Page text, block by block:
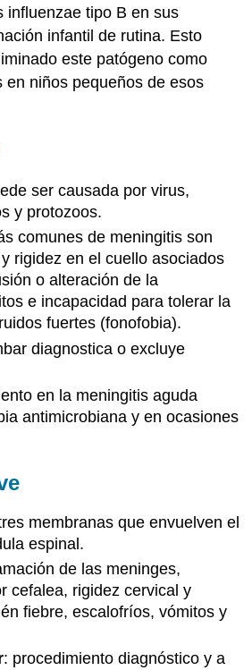
influenzae tipo B en sus
infantil de rutina. Esto
este patógeno como
en niños pequeños de esos
ser causada por virus,
y protozoos.
comunes de meningitis son
rigidez en el cuello asociados
o alteración de la
e incapacidad para tolerar la
fuertes (fonofobia).
diagnostica o excluye
en la meningitis aguda
antimicrobiana y en ocasiones
membranas que envuelven el
espinal.
de las meninges,
cefalea, rigidez cervical y
fiebre, escalofríos, vómitos y
: procedimiento diagnóstico y a